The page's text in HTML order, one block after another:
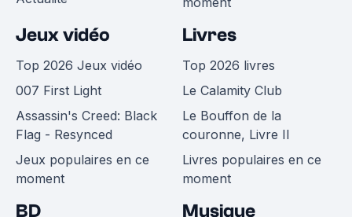
Jeux vidéo
Top 2026 Jeux vidéo
007 First Light
Assassin's Creed: Black
Flag - Resynced
Jeux populaires en ce
moment
Livres
Top 2026 livres
Le Calamity Club
Le Bouffon de la
couronne, Livre II
Livres populaires en ce
moment
BD Musique